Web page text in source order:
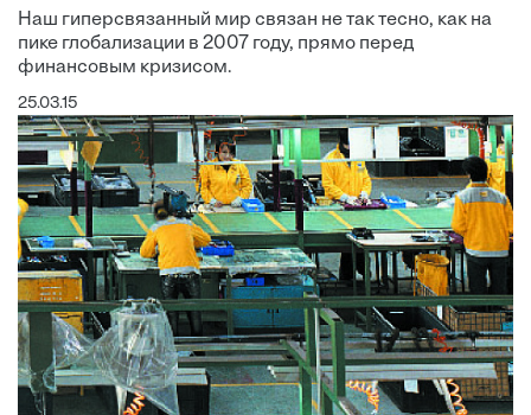
Наш гиперсвязанный мир связан не так тесно, как на
пике глобализации в 2007 году, прямо перед
финансовым кризисом.
25.03.15